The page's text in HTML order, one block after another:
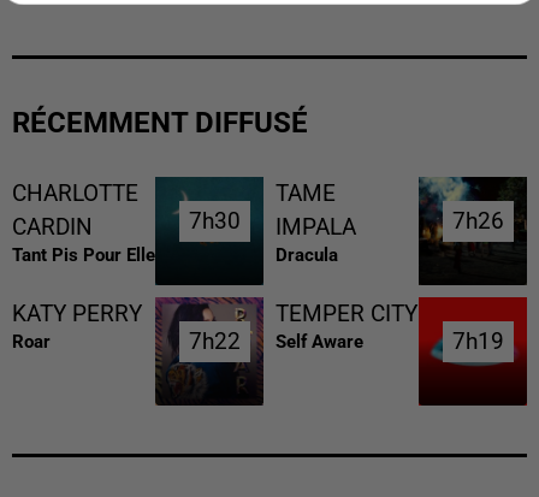
RÉCEMMENT DIFFUSÉ
CHARLOTTE
CARDIN
Tant Pis Pour Elle
7h30
7h30
TAME
IMPALA
Dracula
7h26
7h26
KATY PERRY
Roar 7h22
7h22
TEMPER CITY
Self Aware 7h19
7h19